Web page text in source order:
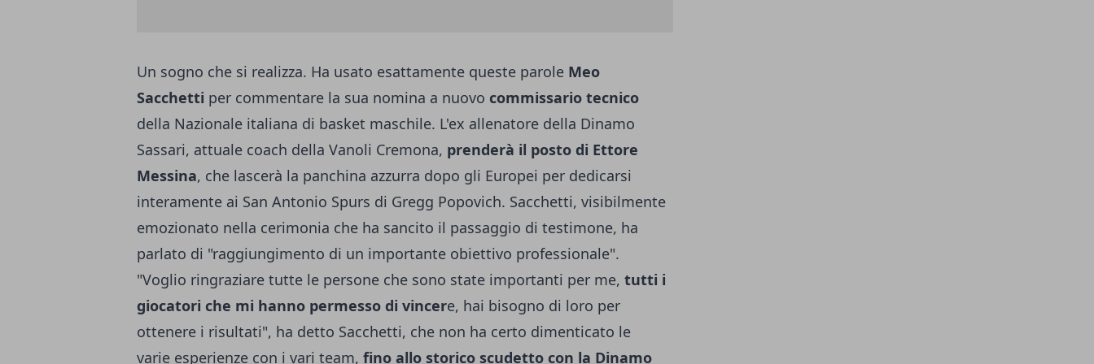
Un sogno che si realizza. Ha usato esattamente queste parole Meo
Sacchetti per commentare la sua nomina a nuovo commissario tecnico
della Nazionale italiana di basket maschile. L'ex allenatore della Dinamo
Sassari, attuale coach della Vanoli Cremona, prenderà il posto di Ettore
Messina, che lascerà la panchina azzurra dopo gli Europei per dedicarsi
interamente ai San Antonio Spurs di Gregg Popovich. Sacchetti, visibilmente
emozionato nella cerimonia che ha sancito il passaggio di testimone, ha
parlato di "raggiungimento di un importante obiettivo professionale".
"Voglio ringraziare tutte le persone che sono state importanti per me, tutti i
giocatori che mi hanno permesso di vincere, hai bisogno di loro per
ottenere i risultati", ha detto Sacchetti, che non ha certo dimenticato le
varie esperienze con i vari team, fino allo storico scudetto con la Dinamo